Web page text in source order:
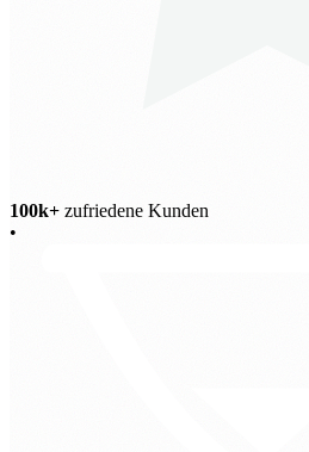
100k+ zufriedene Kunden
•